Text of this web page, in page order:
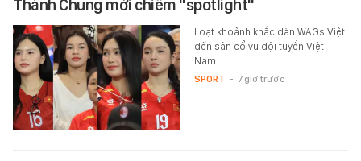
Thành Chung mới chiếm "spotlight"
Loạt khoảnh khắc dàn WAGs Việt
đến sân cổ vũ đội tuyển Việt
Nam.
SPORT - 7 giờ trước